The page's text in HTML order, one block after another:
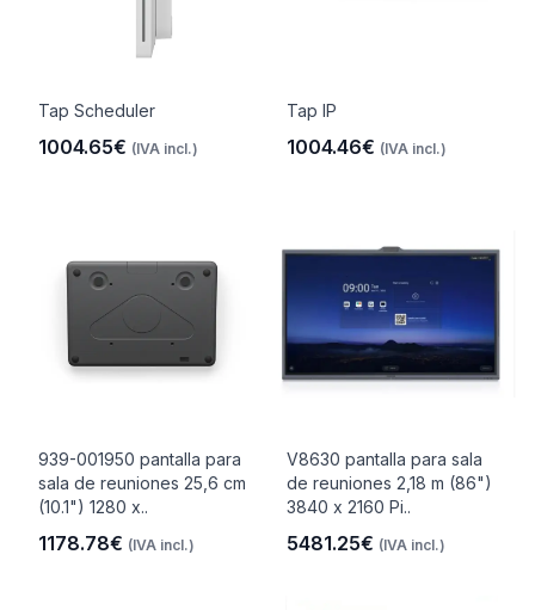
Tap Scheduler
1004.65€ (IVA incl.)
Tap IP
1004.46€ (IVA incl.)
939-001950 pantalla para
sala de reuniones 25,6 cm
(10.1") 1280 x..
1178.78€ (IVA incl.)
V8630 pantalla para sala
de reuniones 2,18 m (86")
3840 x 2160 Pi..
5481.25€ (IVA incl.)